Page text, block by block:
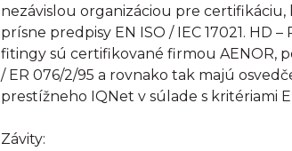
nezávislou organizáciou pre certifikáciu,
prísne predpisy EN ISO / IEC 17021. HD
fitingy sú certifikované firmou AENOR,
/ ER 076/2/95 a rovnako tak majú
prestížneho IQNet v súlade s kritériami
Závity: